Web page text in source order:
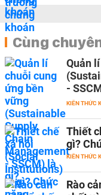
Cùng
Quản
-
KIẾN THỨC
Thiết
gì?
KIẾN THỨC
Rào